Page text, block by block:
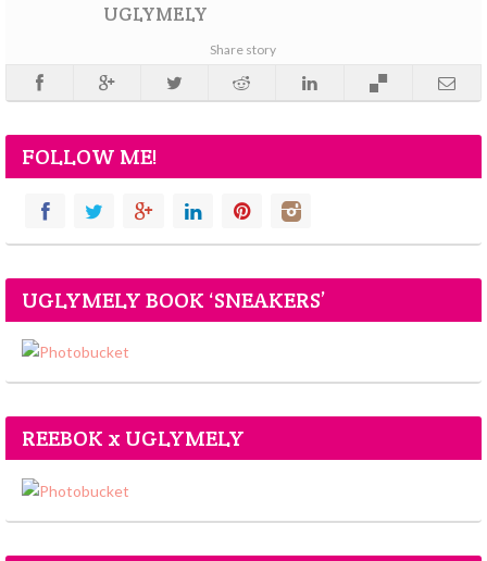
UGLYMELY
Share story
FOLLOW ME!
UGLYMELY BOOK ‘SNEAKERS’
REEBOK x UGLYMELY